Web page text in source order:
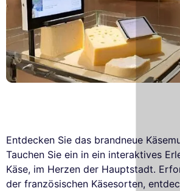
Entdecken Sie das brandneue
Tauchen Sie ein in ein interaktives
Käse, im Herzen der Hauptstadt.
der französischen Käsesorten,